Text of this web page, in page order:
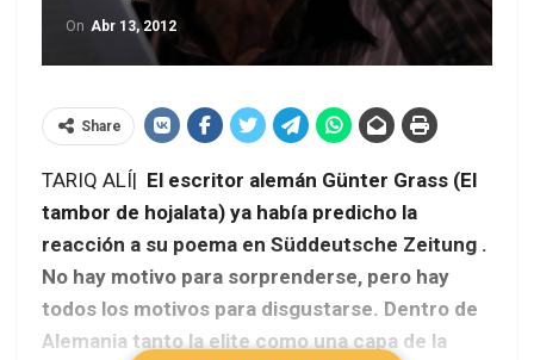
On Abr 13, 2012
Share
TARIQ ALÍ| El escritor alemán Günter Grass (El
tambor de hojalata) ya había predicho la
reacción a su poema en Süddeutsche Zeitung .
No hay motivo para sorprenderse, pero hay
todos los motivos para disgustarse. Dentro de
Alemania tanto la elite como una capa de la